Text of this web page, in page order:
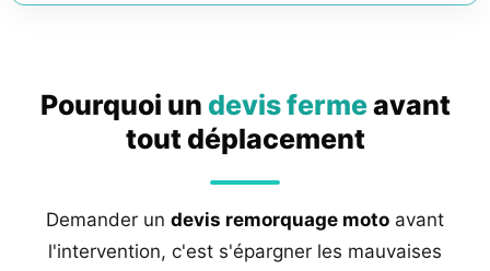
Pourquoi un devis fermeavant
tout déplacement
Demander un devis remorquage moto avant
l'intervention, c'est s'épargner les mauvaises